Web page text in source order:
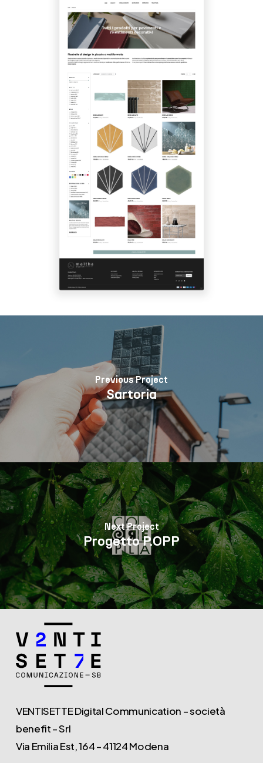
Previous Project
Sartoria
Next Project
Progetto P.OPP
VENTISETTE Digital Communication – società
benefit – Srl
Via Emilia Est, 164 – 41124 Modena